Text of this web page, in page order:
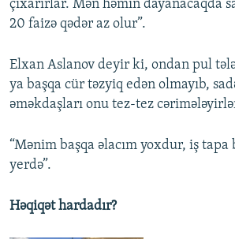
çıxarırlar. Mən həmin dayanacaqda
20 faizə qədər az olur”.
Elxan Aslanov deyir ki, ondan pul
ya başqa cür təzyiq edən olmayıb,
əməkdaşları onu tez-tez
“Mənim başqa əlacım yoxdur, iş
yerdə”.
Həqiqət hardadır?